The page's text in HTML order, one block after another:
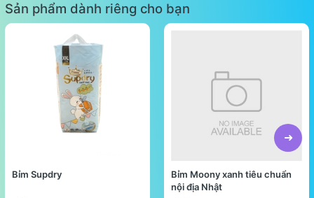
Sản phẩm dành riêng cho bạn
Bỉm Supdry
Bỉm Moony xanh tiêu chuẩn
nội địa Nhật